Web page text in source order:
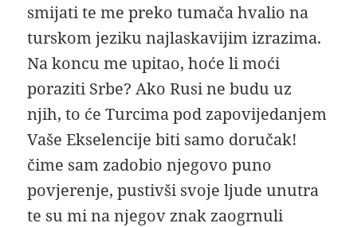
smijati te me preko tumača hvalio na
turskom jeziku najlaskavijim izrazima.
Na koncu me upitao, hoće li moći
poraziti Srbe? Ako Rusi ne budu uz
njih, to će Turcima pod zapovijedanjem
Vaše Ekselencije biti samo doručak!
čime sam zadobio njegovo puno
povjerenje, pustivši svoje ljude unutra
te su mi na njegov znak zaogrnuli